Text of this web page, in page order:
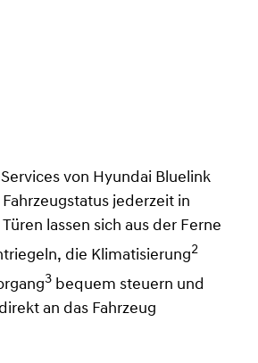
von Hyundai Bluelink
jederzeit in
lassen sich aus der Ferne
die Klimatisierung2
3 bequem steuern und
an das Fahrzeug